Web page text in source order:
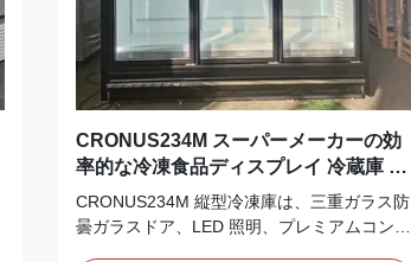
CRONUS234M スーパーメーカーの効
率的な冷凍食品ディスプレイ 冷蔵庫 展
示台 垂直ガラスドア 冷蔵庫
CRONUS234M 縦型冷凍庫は、三重ガラス防
曇ガラスドア、LED 照明、プレミアムコンポ